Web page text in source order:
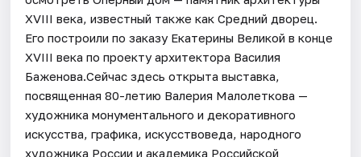
XVIII века, известный также как Средний дворец.
Его построили по заказу Екатерины Великой в конце
XVIII века по проекту архитектора Василия
Баженова.Сейчас здесь открыта выставка,
посвященная 80-летию Валерия Малолеткова —
художника монументального и декоративного
искусства, графика, искусствоведа, народного
художника России и академика Российской